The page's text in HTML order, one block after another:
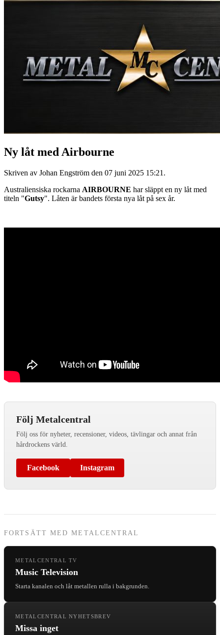
Ny låt med Airbourne
Skriven av Johan Engström den 07 juni 2025 15:21 .
Australiensiska rockarna AIRBOURNE har släppt en ny låt med
titeln "Gutsy". Låten är bandets första nya låt på sex år.
Följ Metalcentral
Följ oss för nyheter, recensioner, videos, tävlingar och annat från
hårdrockens värld.
Facebook Instagram
FORTSÄTT MED METALCENTRAL
METALCENTRAL TV
Music Television
Starta kanalen och låt metallen rulla i bakgrunden.
METALCENTRAL NYHETSBREV
Missa inget